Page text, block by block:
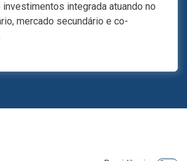
integrada atuando no
mercado secundário e co-